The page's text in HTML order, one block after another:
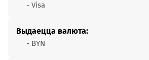
- Visa
Выдаецца валюта:
- BYN